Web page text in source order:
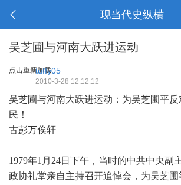
现当代史纵横
吴芝圃与河南大跃进运动
点击重新加载
tuffy05
2010-3-28 12:12:12
吴芝圃与河南大跃进运动：为吴芝圃平反
民！
古彭万俟轩
1979年1月24日下午，当时的中共中央副
政协礼堂亲自主持召开追悼会，为吴芝